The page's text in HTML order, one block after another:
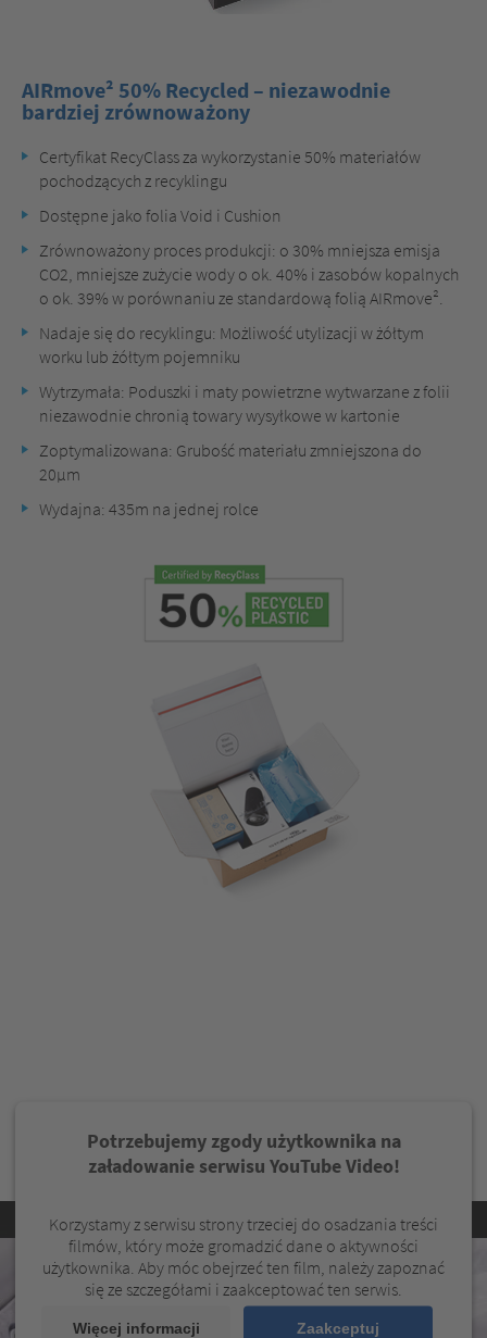
AIRmove² 50% Recycled – niezawodnie
bardziej zrównoważony
Certyfikat RecyClass za wykorzystanie 50% materiałów
pochodzących z recyklingu
Dostępne jako folia Void i Cushion
Zrównoważony proces produkcji: o 30% mniejsza emisja
CO2, mniejsze zużycie wody o ok. 40% i zasobów kopalnych
o ok. 39% w porównaniu ze standardową folią AIRmove².
Nadaje się do recyklingu: Możliwość utylizacji w żółtym
worku lub żółtym pojemniku
Wytrzymała: Poduszki i maty powietrzne wytwarzane z folii
niezawodnie chronią towary wysyłkowe w kartonie
Zoptymalizowana: Grubość materiału zmniejszona do
20μm
Wydajna: 435m na jednej rolce
Potrzebujemy zgody użytkownika na
załadowanie serwisu YouTube Video!
Korzystamy z serwisu strony trzeciej do osadzania treści
filmów, który może gromadzić dane o aktywności
użytkownika. Aby móc obejrzeć ten film, należy zapoznać
się ze szczegółami i zaakceptować ten serwis.
Więcej informacji Zaakceptuj